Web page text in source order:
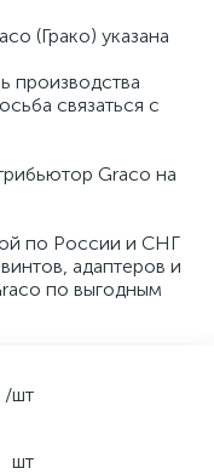
(Грако) указана
производства
связаться с
Graco на
по России и СНГ
адаптеров и
по выгодным
/шт
шт